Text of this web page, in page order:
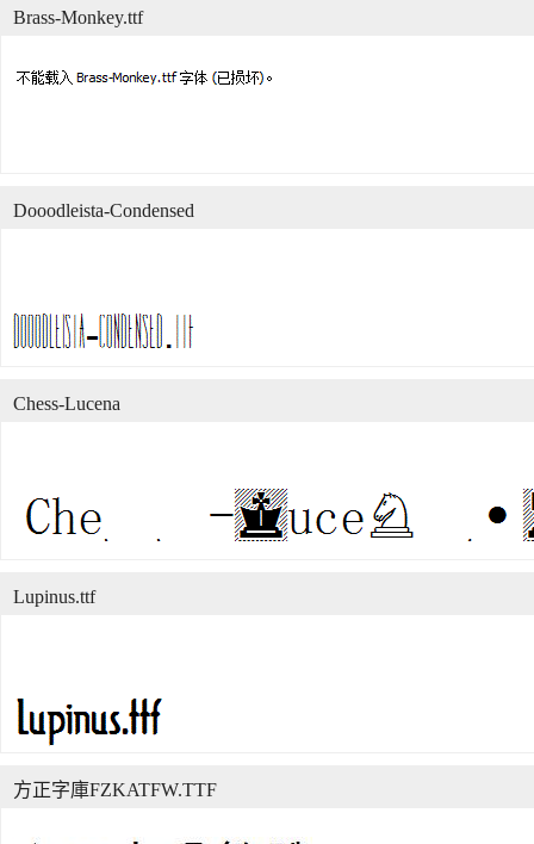
Brass-Monkey.ttf
Dooodleista-Condensed
Chess-Lucena
Lupinus.ttf
方正字庫FZKATFW.TTF